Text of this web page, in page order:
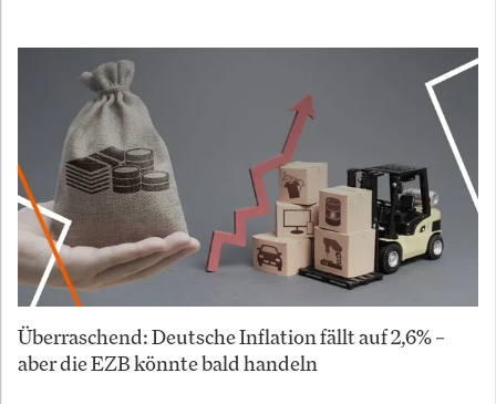
Überraschend: Deutsche Inflation fällt auf 2,6% –
aber die EZB könnte bald handeln